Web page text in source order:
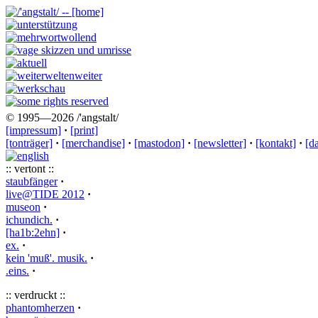
© 1995—2026 /'angstalt/
[impressum] · [print]
[tonträger] · [merchandise] · [mastodon] · [newsletter] · [kontakt] ·
:: vertont ::
staubfänger ·
live@TIDE 2012 ·
museon ·
ichundich. ·
[ha1b:2ehn] ·
ex. ·
kein 'muß'. musik. ·
.eins. ·
:: verdruckt ::
phantomherzen ·